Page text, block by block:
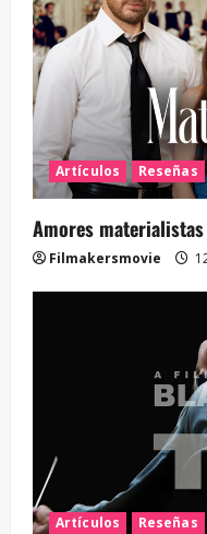
Artículos Reseñas
Amores materialistas
Filmakersmovie
Artículos Reseñas